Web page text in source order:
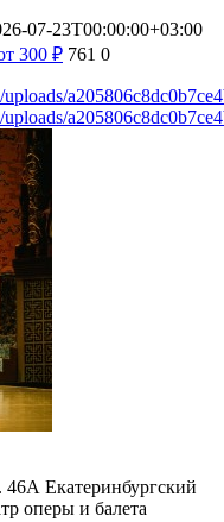
07-23T00:00:00+03:00
300 ₽ 761 0
46А Екатеринбургский
оперы и балета